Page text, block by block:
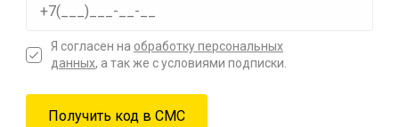
Я согласен на обработку персональных
данных, а так же с условиями подписки.